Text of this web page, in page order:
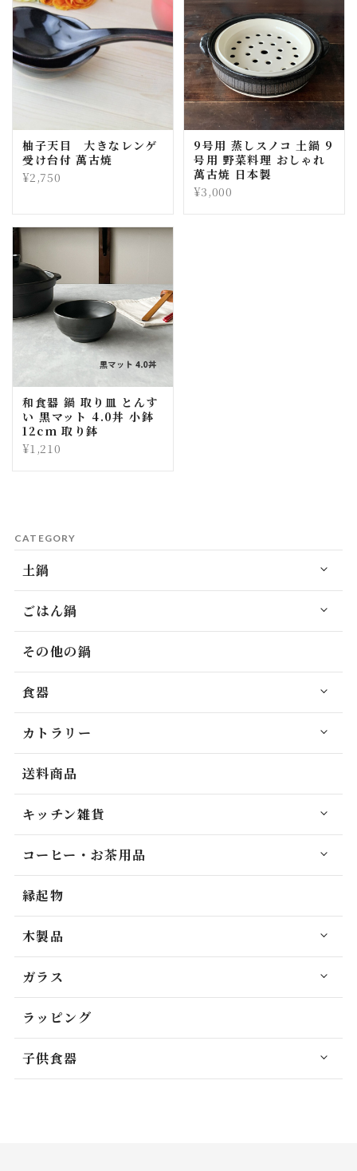
柚子天目 大きなレンゲ
受け台付 萬古焼
¥2,750
9号用 蒸しスノコ 土鍋 9
号用 野菜料理 おしゃれ
萬古焼 日本製
¥3,000
和食器 鍋 取り皿 とんす
い 黒マット 4.0丼 小鉢
12cm 取り鉢
¥1,210
CATEGORY
土鍋
ごはん鍋
その他の鍋
食器
カトラリー
送料商品
キッチン雑貨
コーヒー・お茶用品
縁起物
木製品
ガラス
ラッピング
子供食器